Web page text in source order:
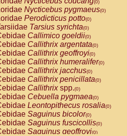
(0)
Nycticebus pygmaeus(0)
Perodicticus potto(0)
Tarsius syrichta(0)
Callimico goeldii(0)
Callithrix argentata(0)
Callithrix geoffroyi(0)
Callithrix humeralifer(0)
Callithrix jacchus(0)
Callithrix penicillata(0)
Callithrixspp.(0)
Cebuella pygmaea(0)
Leontopithecus rosalia(0)
Saguinus bicolor(0)
Saguinus fuscicollis(0)
Saguinus geoffroyi(0)